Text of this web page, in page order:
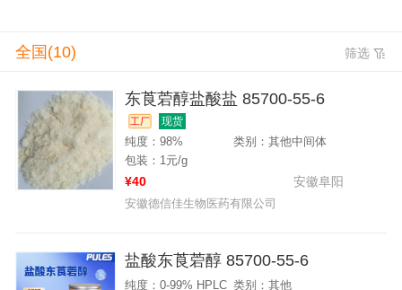
全国(10) 筛选
东莨菪醇盐酸盐 85700-55-6
工厂 现货
纯度：98%
类别：其他中间体
包装：1元/g
¥40 安徽阜阳
安徽德信佳生物医药有限公司
盐酸东莨菪醇 85700-55-6
纯度：0-99% HPLC 类别：其他